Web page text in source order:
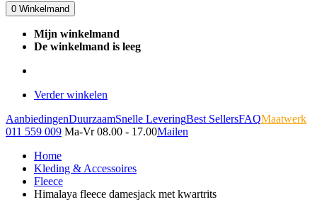
0 Winkelmand
Mijn winkelmand
De winkelmand is leeg
Verder winkelen
AanbiedingenDuurzaamSnelle LeveringBest SellersFAQMaatwerk
011 559 009 Ma-Vr 08.00 - 17.00Mailen
Home
Kleding & Accessoires
Fleece
Himalaya fleece damesjack met kwartrits